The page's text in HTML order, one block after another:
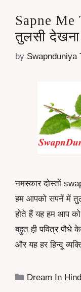
Sapne
तुलसी देखना
by Swapnduniya
नमस्कार दोस्तों
हम आपको सपनें में
होते हैं यह हम आप
बहुत ही पवित्र पौधे
और यह हर हिन्दू
Categories
Dream In